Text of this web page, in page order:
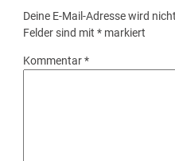
Deine E-Mail-Adresse wird
Felder sind mit* markiert
Kommentar*